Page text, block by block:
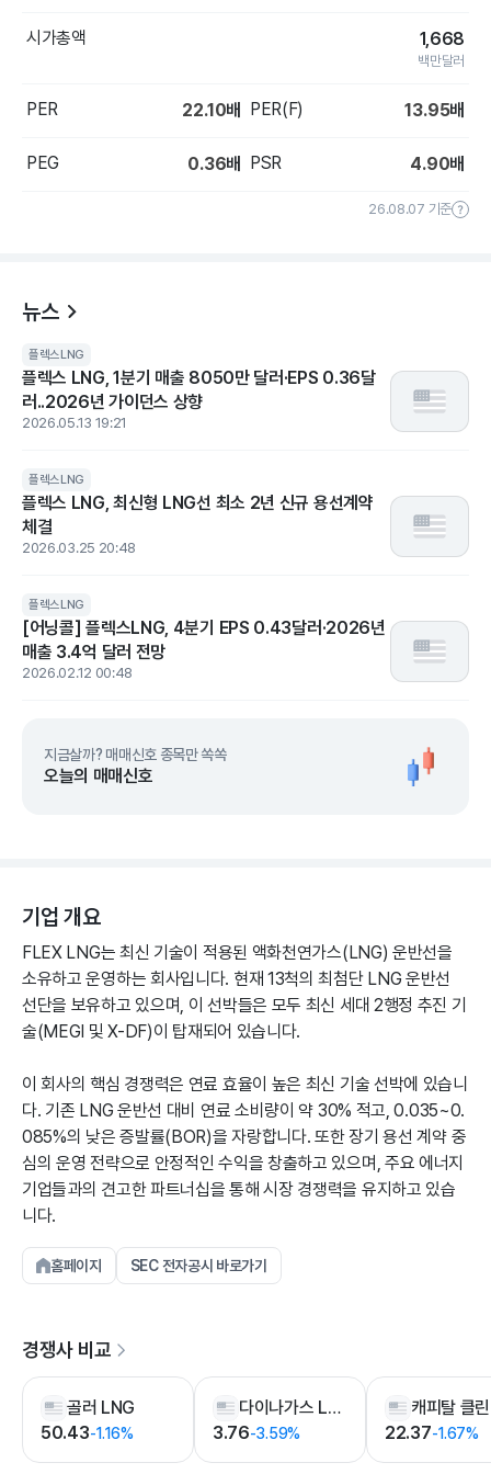
시가총액 1,668
백만달러
PER 22.10배 PER(F) 13.95배
PEG 0.36배 PSR 4.90배
26.08.07 기준
뉴스
플렉스LNG
플렉스 LNG, 1분기 매출 8050만 달러·EPS 0.36달
러..2026년 가이던스 상향
2026.05.13 19:21
플렉스LNG
플렉스 LNG, 최신형 LNG선 최소 2년 신규 용선계약
체결
2026.03.25 20:48
플렉스LNG
[어닝콜] 플렉스LNG, 4분기 EPS 0.43달러·2026년
매출 3.4억 달러 전망
2026.02.12 00:48
지금살까? 매매신호 종목만 쏙쏙
오늘의 매매신호
기업 개요
FLEX LNG는 최신 기술이 적용된 액화천연가스(LNG) 운반선을
소유하고 운영하는 회사입니다. 현재 13척의 최첨단 LNG 운반선
선단을 보유하고 있으며, 이 선박들은 모두 최신 세대 2행정 추진 기
술(MEGI 및 X-DF)이 탑재되어 있습니다.
이 회사의 핵심 경쟁력은 연료 효율이 높은 최신 기술 선박에 있습니
다. 기존 LNG 운반선 대비 연료 소비량이 약 30% 적고, 0.035~0.
085%의 낮은 증발률(BOR)을 자랑합니다. 또한 장기 용선 계약 중
심의 운영 전략으로 안정적인 수익을 창출하고 있으며, 주요 에너지
기업들과의 견고한 파트너십을 통해 시장 경쟁력을 유지하고 있습
니다.
홈페이지 SEC 전자공시 바로가기
경쟁사 비교
골러 LNG
50.43-1.16%
다이나가스 LNG 파트너스
3.76-3.59% 22.37-1.67%